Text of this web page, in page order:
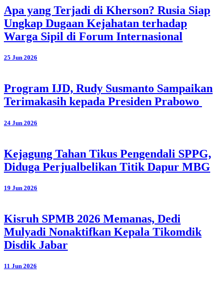
Apa yang Terjadi di Kherson? Rusia Siap
Ungkap Dugaan Kejahatan terhadap
Warga Sipil di Forum Internasional
25 Jun 2026
Program IJD, Rudy Susmanto Sampaikan
Terimakasih kepada Presiden Prabowo
24 Jun 2026
Kejagung Tahan Tikus Pengendali SPPG,
Diduga Perjualbelikan Titik Dapur MBG
19 Jun 2026
Kisruh SPMB 2026 Memanas, Dedi
Mulyadi Nonaktifkan Kepala Tikomdik
Disdik Jabar
11 Jun 2026